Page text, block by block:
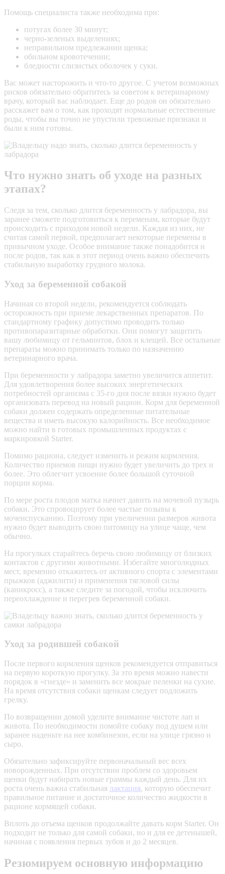
Помощь специалиста также необходима при:
потугах более 30 минут;
черно-зеленых выделениях;
неправильном предлежании щенка;
обильном кровотечении;
бледности слизистых оболочек у суки.
Вас может насторожить и что-то другое. С учетом возможных
рисков обязательно обратитесь за советом к ветеринарному
врачу, который вас наблюдает. Еще до родов он обязательно
расскажет вам о том, как проходят нормальные естественные
роды, чтобы вы точно не упустили тревожные признаки и
были к ним готовы.
Что нужно знать об уходе на разных
этапах?
Следя за тем, сколько длится беременность у лабрадора, вы
заранее сможете подготовиться к переменам, которые будут
происходить с приходом новой недели. Каждая из них, не
считая самой первой, предполагает некоторые перемены в
привычном уходе. Особое внимание также понадобится и
после родов, так как в этот период очень важно обеспечить
стабильную выработку грудного молока.
Уход за беременной собакой
Начиная со второй недели, рекомендуется соблюдать
осторожность при приеме лекарственных препаратов. По
стандартному графику допустимо проводить только
противопаразитарные обработки. Они помогут защитить
вашу любимицу от гельминтов, блох и клещей. Все остальные
препараты можно принимать только по назначению
ветеринарного врача.
При беременности у лабрадора заметно увеличится аппетит.
Для удовлетворения более высоких энергетических
потребностей организма с 35-го дня после вязки нужно будет
организовать перевод на новый рацион. Корм для беременной
собаки должен содержать определенные питательные
вещества и иметь высокую калорийность. Все необходимое
можно найти в готовых промышленных продуктах с
маркировкой Starter.
Помимо рациона, следует изменить и режим кормления.
Количество приемов пищи нужно будет увеличить до трех и
более. Это облегчит усвоение более большой суточной
порции корма.
По мере роста плодов матка начнет давить на мочевой пузырь
собаки. Это спровоцирует более частые позывы к
мочеиспусканию. Поэтому при увеличении размеров живота
нужно будет выводить свою питомицу на улице чаще, чем
обычно.
На прогулках старайтесь беречь свою любимицу от близких
контактов с другими животными. Избегайте многолюдных
мест, временно откажитесь от активного спорта с элементами
прыжков (аджилити) и применения тягловой силы
(каникросс), а также следите за погодой, чтобы исключить
переохлаждение и перегрев беременной собаки.
Уход за родившей собакой
После первого кормления щенков рекомендуется отправиться
на первую короткую прогулку. За это время можно навести
порядок в «гнезде» и заменить все мокрые пеленки на сухие.
На время отсутствия собаки щенкам следует подложить
грелку.
По возвращении домой уделите внимание чистоте лап и
живота. По необходимости помойте собаку под душем или
заранее наденьте на нее комбинезон, если на улице грязно и
сыро.
Обязательно зафиксируйте первоначальный вес всех
новорожденных. При отсутствии проблем со здоровьем
щенки будут набирать новые граммы каждый день. Для их
роста очень важна стабильная лактация, которую обеспечит
правильное питание и достаточное количество жидкости в
рационе кормящей собаки.
Вплоть до отъема щенков продолжайте давать корм Starter. Он
подходит не только для самой собаки, но и для ее детенышей,
начиная с появления первых зубов и до 2 месяцев.
Резюмируем основную информацию